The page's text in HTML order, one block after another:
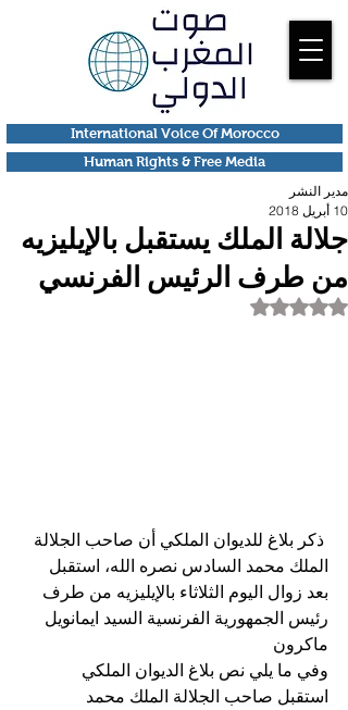
Human Rights & Free Media
International Voice Of Morocco
جلالة الملك يستقبل بالإيليزيه
من طرف الرئيس الفرنسي
مدير النشر
10 أبريل 2018
تم التقييم بـ ليس رقمًا من أصل 5 نجوم.
ذكر بلاغ للديوان الملكي أن صاحب الجلالة
الملك محمد السادس نصره الله، استقبل
بعد زوال اليوم الثلاثاء بالإيليزيه من طرف
رئيس الجمهورية الفرنسية السيد ايمانويل
ماكرون
وفي ما يلي نص بلاغ الديوان الملكي
استقبل صاحب الجلالة الملك محمد